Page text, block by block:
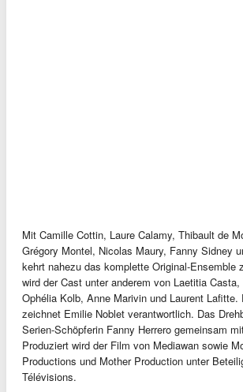
Mit Camille Cottin, Laure Calamy, Thibault de
Grégory Montel, Nicolas Maury, Fanny Sidney
kehrt nahezu das komplette Original-Ensemble
wird der Cast unter anderem von Laetitia
Ophélia Kolb, Anne Marivin und Laurent Lafitte.
zeichnet Emilie Noblet verantwortlich. Das
Serien-Schöpferin Fanny Herrero gemeinsam
Produziert wird der Film von Mediawan sowie
Productions und Mother Production unter
Télévisions.